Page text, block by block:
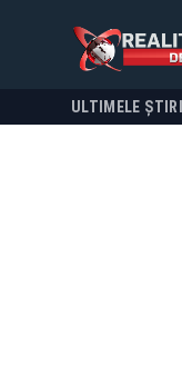
ULTIMELE ȘTIRI